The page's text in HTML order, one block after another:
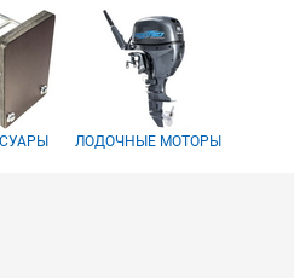
ЛОДОЧНЫЕ МОТОРЫ